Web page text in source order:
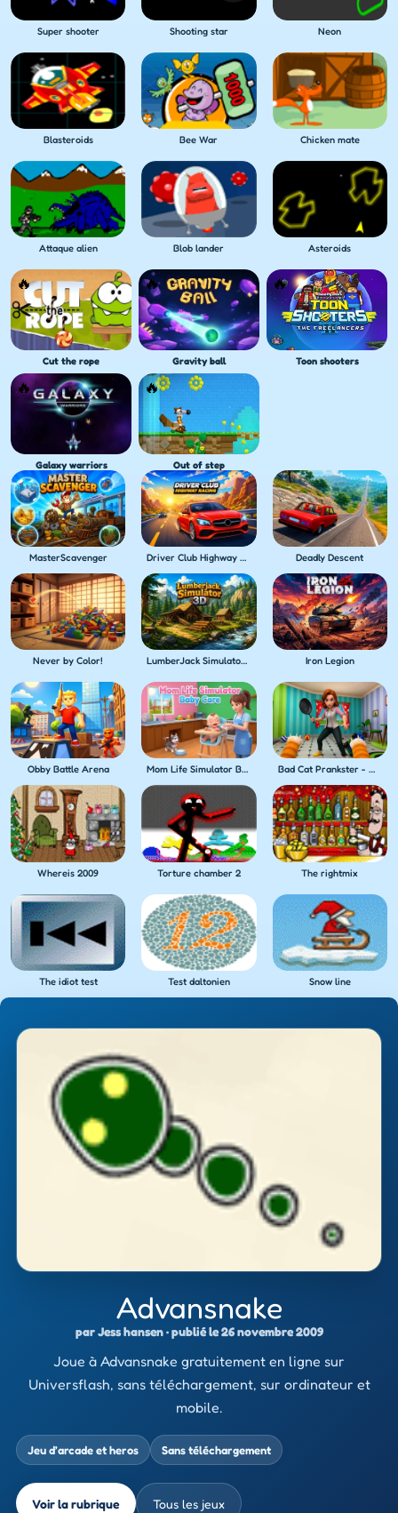
Super shooter Shooting star Neon
Blasteroids Bee War Chicken mate
Attaque alien Blob lander Asteroids
Advansnake
par Jess hansen · publié le 26 novembre 2009
Joue à Advansnake gratuitement en ligne sur
Universflash, sans téléchargement, sur ordinateur et
mobile.
Jeu d’arcade et heros Sans téléchargement
Voir la rubrique Tous les jeux
Cut the rope Gravity ball Toon shooters
Galaxy warriors Out of step
MasterScavenger Driver Club Highway Racing Deadly Descent
Never by Color! LumberJack Simulator 3D Iron Legion
Obby Battle Arena Mom Life Simulator Baby Care Bad Cat Prankster - Mom's Return
Whereis 2009 Torture chamber 2 The rightmix
The idiot test Test daltonien Snow line